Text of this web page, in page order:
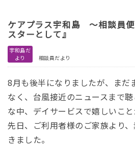
一日体験
実践報告
リクルート
ケアプラス宇和島 ～相談員
スターとして』
宇和島だ
より
相談員だより
8月も後半になりましたが、まだ
なく、台風接近のニュースまで
な中、デイサービスで嬉しいこ
先日、ご利用者様のご家族より
きました。